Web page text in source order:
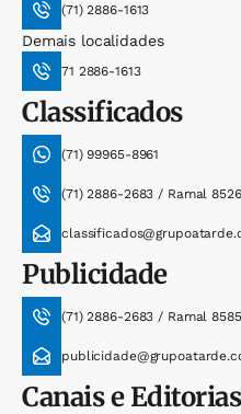
(71) 2886-1613
Demais localidades
71 2886-1613
Classificados
(71) 99965-8961
(71) 2886-2683 / Ramal 8526
Publicidade
(71) 2886-2683 / Ramal
Canais e Editorias